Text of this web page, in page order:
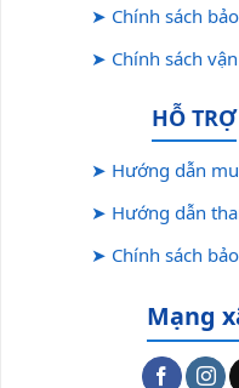
➤ Chính sách
➤ Chính sách
HỖ TRỢ
➤ Hướng dẫn
➤ Hướng dẫn
➤ Chính sách
Mạng